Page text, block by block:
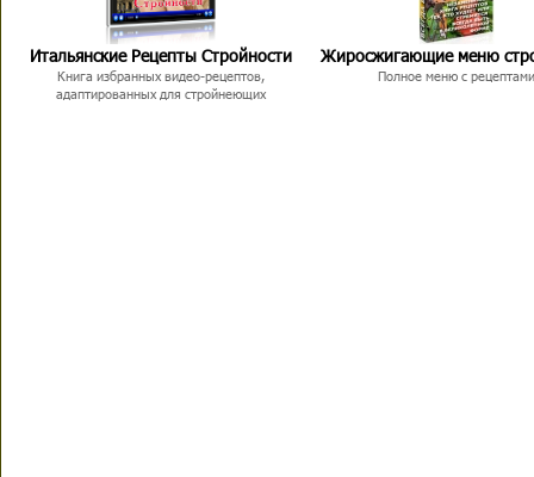
Итальянские Рецепты Стройности
Книга избранных видео-рецептов,
адаптированных для стройнеющих
Жиросжигающие меню
Полное меню с рецептами